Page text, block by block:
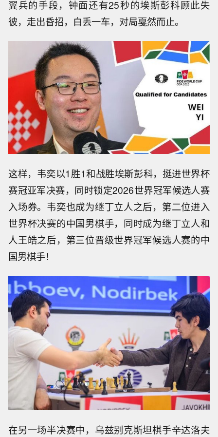
翼兵的手段，钟面还有25秒的埃斯彭科顾此失
彼，走出昏招，白丢一车，对局戛然而止。
这样，韦奕以1胜1和战胜埃斯彭科，挺进世界杯
赛冠亚军决赛，同时锁定2026世界冠军候选人赛
入场券。韦奕也成为继丁立人之后，第二位进入
世界杯决赛的中国男棋手，同时成为继丁立人和
人王皓之后，第三位晋级世界冠军候选人赛的中
国男棋手！
在另一场半决赛中，乌兹别克斯坦棋手辛达洛夫